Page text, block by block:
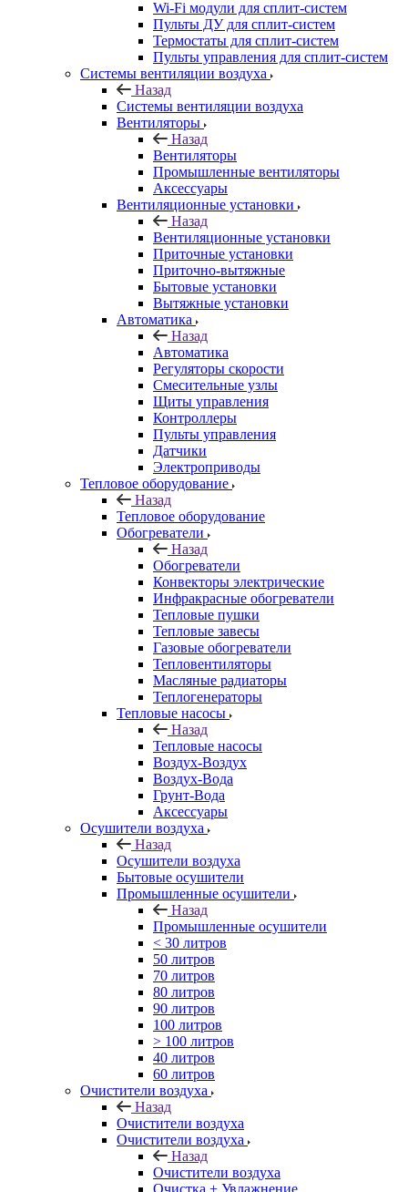
Wi-Fi модули для сплит-систем
Пульты ДУ для сплит-систем
Термостаты для сплит-систем
Пульты управления для сплит-систем
Системы вентиляции воздуха
Назад
Системы вентиляции воздуха
Вентиляторы
Назад
Вентиляторы
Промышленные вентиляторы
Аксессуары
Вентиляционные установки
Назад
Вентиляционные установки
Приточные установки
Приточно-вытяжные
Бытовые установки
Вытяжные установки
Автоматика
Назад
Автоматика
Регуляторы скорости
Смесительные узлы
Щиты управления
Контроллеры
Пульты управления
Датчики
Электроприводы
Тепловое оборудование
Назад
Тепловое оборудование
Обогреватели
Назад
Обогреватели
Конвекторы электрические
Инфракрасные обогреватели
Тепловые пушки
Тепловые завесы
Газовые обогреватели
Тепловентиляторы
Масляные радиаторы
Теплогенераторы
Тепловые насосы
Назад
Тепловые насосы
Воздух-Воздух
Воздух-Вода
Грунт-Вода
Аксессуары
Осушители воздуха
Назад
Осушители воздуха
Бытовые осушители
Промышленные осушители
Назад
Промышленные осушители
< 30 литров
50 литров
70 литров
80 литров
90 литров
100 литров
> 100 литров
40 литров
60 литров
Очистители воздуха
Назад
Очистители воздуха
Очистители воздуха
Назад
Очистители воздуха
Очистка + Увлажнение